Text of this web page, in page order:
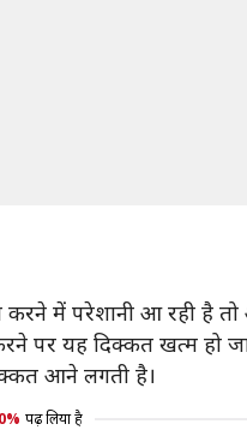
में परेशानी आ रही है तो
पर यह दिक्कत खत्म हो
आने लगती है।
पढ़ लिया है